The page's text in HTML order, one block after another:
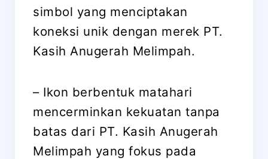
simbol yang menciptakan
koneksi unik dengan merek PT.
Kasih Anugerah Melimpah.
– Ikon berbentuk matahari
mencerminkan kekuatan tanpa
batas dari PT. Kasih Anugerah
Melimpah yang fokus pada